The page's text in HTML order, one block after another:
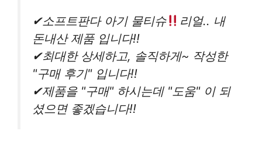
✔소프트판다 아기 물티슈
리얼.. 내
돈내산 제품 입니다!!
✔최대한 상세하고, 솔직하게~ 작성한
"구매 후기" 입니다!!
✔제품을 "구매" 하시는데 "도움" 이 되
셨으면 좋겠습니다!!